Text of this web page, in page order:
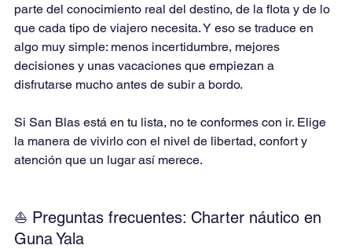
parte del conocimiento real del destino, de la flota y de lo
que cada tipo de viajero necesita. Y eso se traduce en
algo muy simple: menos incertidumbre, mejores
decisiones y unas vacaciones que empiezan a
disfrutarse mucho antes de subir a bordo.
Si San Blas está en tu lista, no te conformes con ir. Elige
la manera de vivirlo con el nivel de libertad, confort y
atención que un lugar así merece.
⛵ Preguntas frecuentes: Charter náutico en
Guna Yala